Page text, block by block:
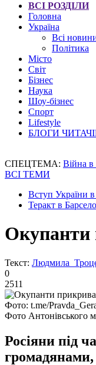
ВСІ РОЗДІЛИ
Головна
Україна
Всі
Політика
Місто
Світ
Бізнес
Наука
Шоу-бізнес
Спорт
Lifestyle
БЛОГИ
СПЕЦТЕМА: Війна в
ВСІ ТЕМИ
Вступ України
Теракт в
Окупанти
Текст: Людмила
0
2511
Фото: t.me/
Фото Антонівського
Росіяни під
громадянами,